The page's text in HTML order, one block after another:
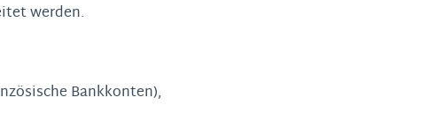
werden.
Bankkonten),